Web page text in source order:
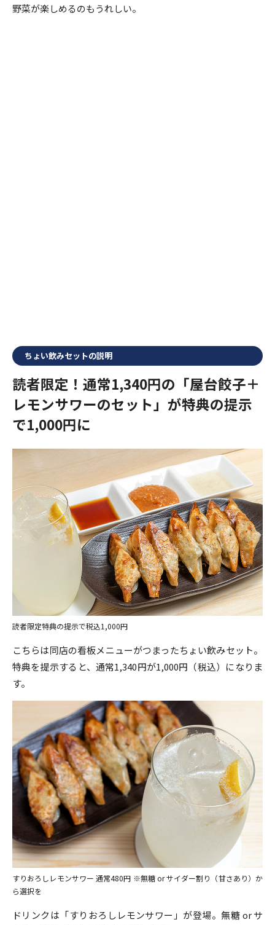
野菜が楽しめるのもうれしい。
ちょい飲みセットの説明
読者限定！通常1,340円の「屋台餃子＋
レモンサワーのセット」が特典の提示
で1,000円に
読者限定特典の提示で税込1,000円
こちらは同店の看板メニューがつまったちょい飲みセット。
特典を提示すると、通常1,340円が1,000円（税込）になりま
す。
すりおろしレモンサワー 通常480円 ※無糖 or サイダー割り（甘さあり）か
ら選択を
ドリンクは「すりおろしレモンサワー」が登場。無糖 or サ